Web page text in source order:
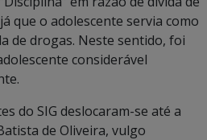
que o adolescente servia como
de drogas. Neste sentido, foi
considerável
do SIG deslocaram-se até a
de Oliveira, vulgo